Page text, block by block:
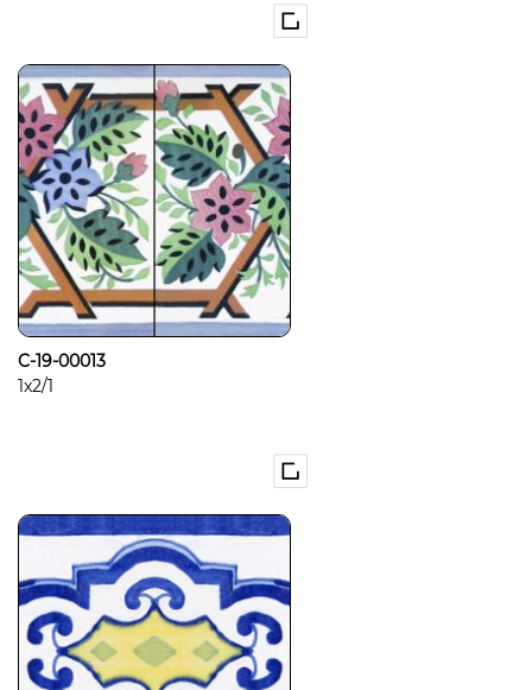
C-19-00013
1x2/1